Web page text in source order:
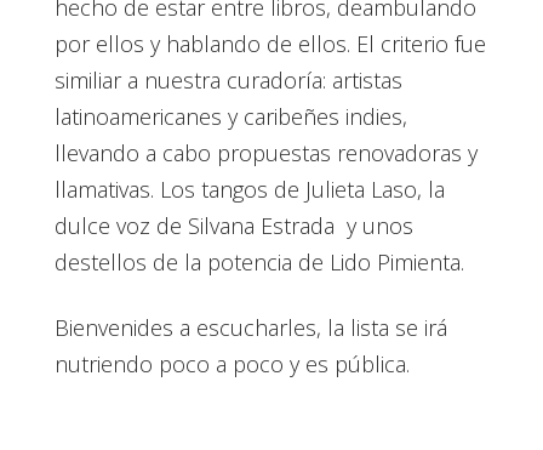
hecho de estar entre libros, deambulando
por ellos y hablando de ellos. El criterio fue
similiar a nuestra curadoría: artistas
latinoamericanes y caribeñes indies,
llevando a cabo propuestas renovadoras y
llamativas. Los tangos de Julieta Laso, la
dulce voz de Silvana Estrada y unos
destellos de la potencia de Lido Pimienta.
Bienvenides a escucharles, la lista se irá
nutriendo poco a poco y es pública.